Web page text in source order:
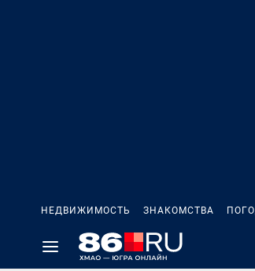
НЕДВИЖИМОСТЬ ЗНАКОМСТВА